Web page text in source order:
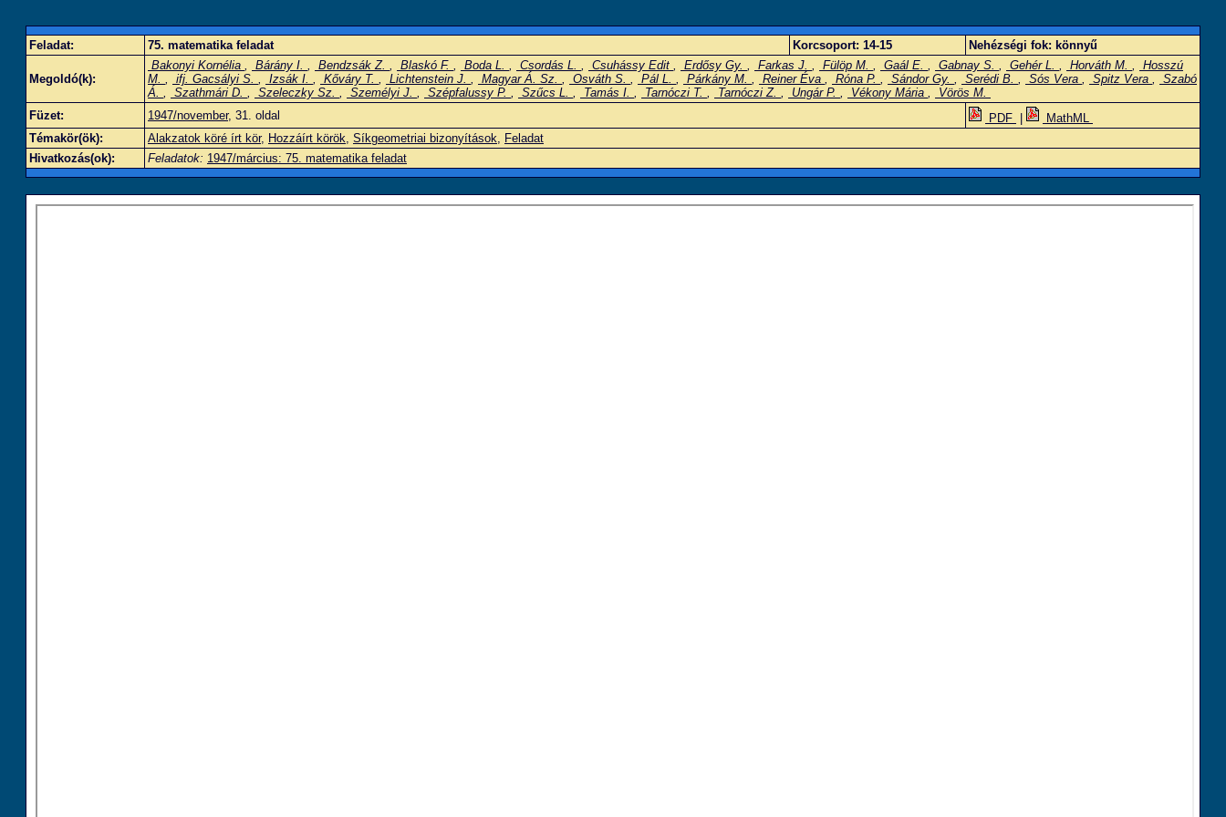
Feladat: 75. matematika feladat Korcsoport: 14-15 Nehézségi fok: könnyű
Megoldó(k):
Bakonyi Kornélia , Bárány I. , Bendzsák Z. , Blaskó F. , Boda L. , Csordás L. , Csuhássy Edit , Erdősy Gy. , Farkas J. , Fülöp M. , Gaál E. , Gabnay S. , Gehér L. , Horváth M. ,
Hosszú
M. , ifj. Gacsályi S. , Izsák I. , Kőváry T. , Lichtenstein J. , Magyar Á. Sz. , Osváth S. , Pál L. , Párkány M. , Reiner Éva , Róna P. , Sándor Gy. , Serédi B. , Sós Vera , Spitz Vera ,
Szabó
Á. , Szathmári D. , Szeleczky Sz. , Személyi J. , Szépfalussy P. , Szűcs L. , Tamás I. , Tarnóczi T. , Tarnóczi Z. , Ungár P. , Vékony Mária ,
Vörös M.
Füzet:
1947/november, 31. oldal PDF
MathML
Témakör(ök):
Alakzatok köré írt kör, Hozzáírt körök, Síkgeometriai bizonyítások, Feladat
Hivatkozás(ok):
Feladatok: 1947/március: 75. matematika feladat